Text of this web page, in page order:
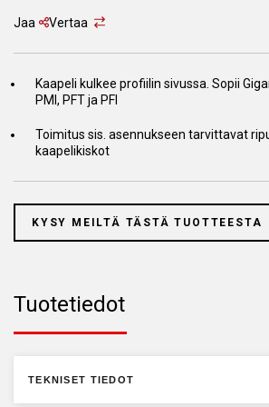
Jaa Vertaa
Kaapeli kulkee profiilin sivussa. Sopii
PMI, PFT ja PFI
Toimitus sis. asennukseen tarvittavat
kaapelikiskot
KYSY MEILTÄ TÄSTÄ TUOTTEESTA
Tuotetiedot
TEKNISET TIEDOT